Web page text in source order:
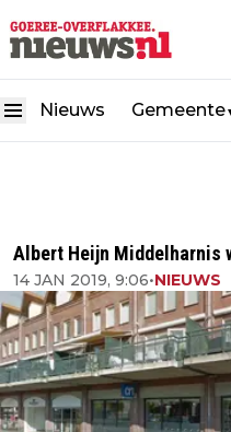
Nieuws Gemeente
Albert Heijn Middelharnis
14 JAN 2019, 9:06•NIEUWS